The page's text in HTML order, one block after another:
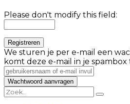
Please don't modify this field:
We sturen je per e-mail een
komt deze e-mail in je